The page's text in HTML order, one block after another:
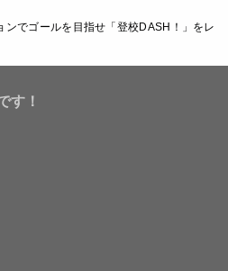
ンでゴールを目指せ「登校DASH！」をレ
す！